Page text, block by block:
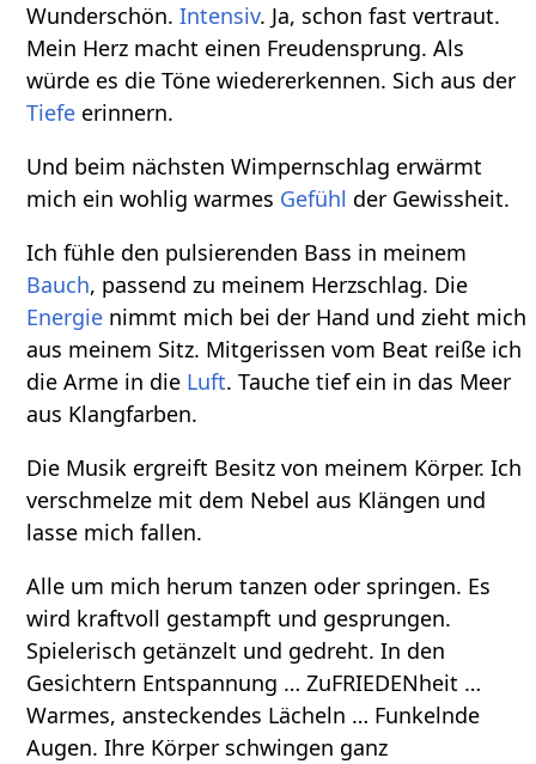
Wunderschön.Intensiv. Ja, schon fast vertraut.
Mein Herz macht einen Freudensprung. Als
würde es die Töne wiedererkennen. Sich aus der
Tiefe erinnern.
Und beim nächsten Wimpernschlag erwärmt
mich ein wohlig warmes Gefühl der Gewissheit.
Ich fühle den pulsierenden Bass in meinem
Bauch, passend zu meinem Herzschlag. Die
Energie nimmt mich bei der Hand und zieht mich
aus meinem Sitz. Mitgerissen vom Beat reiße ich
die Arme in die Luft. Tauche tief ein in das Meer
aus Klangfarben.
Die Musik ergreift Besitz von meinem Körper. Ich
verschmelze mit dem Nebel aus Klängen und
lasse mich fallen.
Alle um mich herum tanzen oder springen. Es
wird kraftvoll gestampft und gesprungen.
Spielerisch getänzelt und gedreht. In den
Gesichtern Entspannung … ZuFRIEDENheit …
Warmes, ansteckendes Lächeln … Funkelnde
Augen. Ihre Körper schwingen ganz